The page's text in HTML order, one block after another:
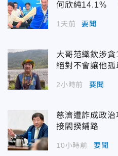
何欣純14.1%
1天前 要聞
大哥范織欽涉
絕對不會讓他孤
2小時前 要聞
慈濟遭詐成政
接閣揆鋪路
10小時前 要聞